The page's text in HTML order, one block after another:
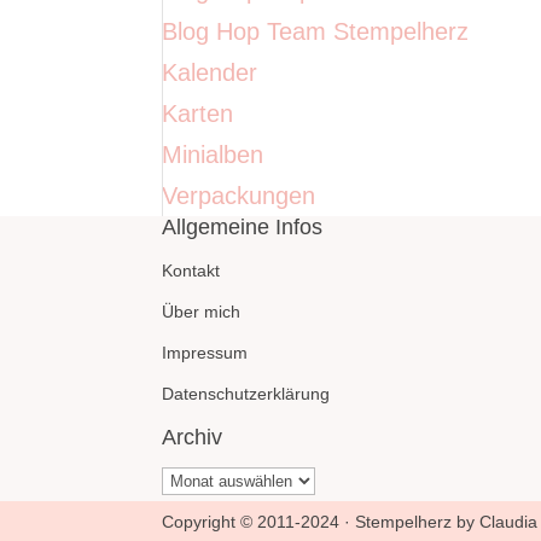
Blog Hop Team Stempelherz
Kalender
Karten
Minialben
Verpackungen
Allgemeine Infos
Kontakt
Über mich
Impressum
Datenschutzerklärung
Archiv
Archiv
Copyright © 2011-2024 · Stempelherz by